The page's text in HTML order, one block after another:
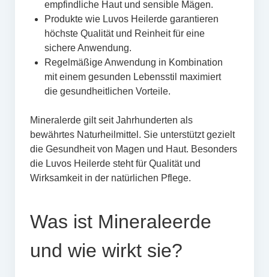
empfindliche Haut und sensible Mägen.
Produkte wie Luvos Heilerde garantieren
höchste Qualität und Reinheit für eine
sichere Anwendung.
Regelmäßige Anwendung in Kombination
mit einem gesunden Lebensstil maximiert
die gesundheitlichen Vorteile.
Mineralerde gilt seit Jahrhunderten als
bewährtes Naturheilmittel. Sie unterstützt gezielt
die Gesundheit von Magen und Haut. Besonders
die Luvos Heilerde steht für Qualität und
Wirksamkeit in der natürlichen Pflege.
Was ist Mineraleerde
und wie wirkt sie?